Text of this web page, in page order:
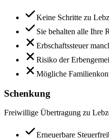
Keine Schritte zu
Sie behalten alle Ihre
Erbschaftssteuer
Risiko der
Mögliche
Schenkung
Freiwillige Übertragung zu
Erneuerbare